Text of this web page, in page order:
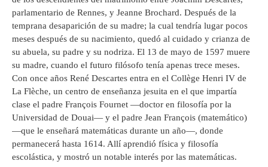
parlamentario de Rennes, y Jeanne Brochard. Después de la
temprana desaparición de su madre; la cual tendría lugar pocos
meses después de su nacimiento, quedó al cuidado y crianza de
su abuela, su padre y su nodriza. El 13 de mayo de 1597 muere
su madre, cuando el futuro filósofo tenía apenas trece meses.
Con once años René Descartes entra en el Collège Henri IV de
La Flèche, un centro de enseñanza jesuita en el que impartía
clase el padre François Fournet —doctor en filosofía por la
Universidad de Douai— y el padre Jean François (matemático)
—que le enseñará matemáticas durante un año—, donde
permanecerá hasta 1614. Allí aprendió física y filosofía
escolástica, y mostró un notable interés por las matemáticas.